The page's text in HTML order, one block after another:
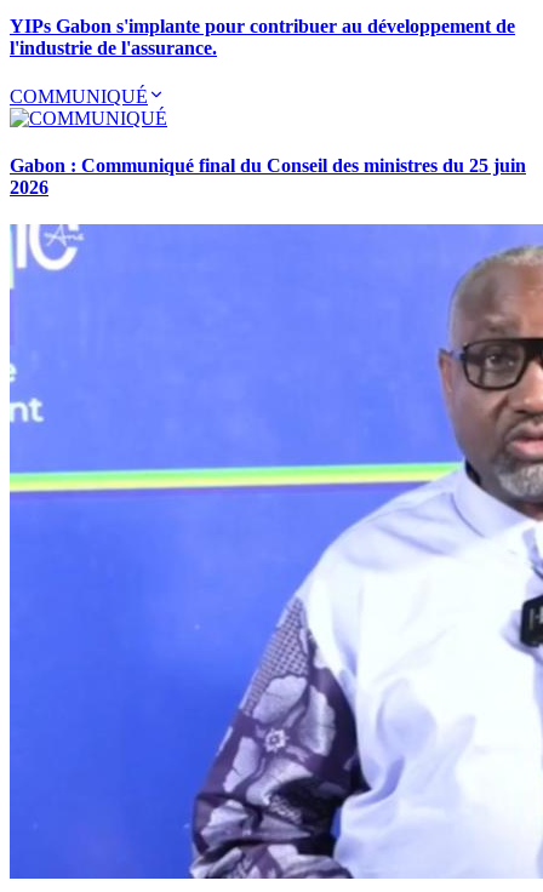
YIPs Gabon s'implante pour contribuer au développement de
l'industrie de l'assurance.
COMMUNIQUÉ
Gabon : Communiqué final du Conseil des ministres du 25 juin
2026